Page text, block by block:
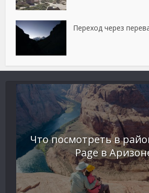
Переход через
Что посмотреть в
Page в